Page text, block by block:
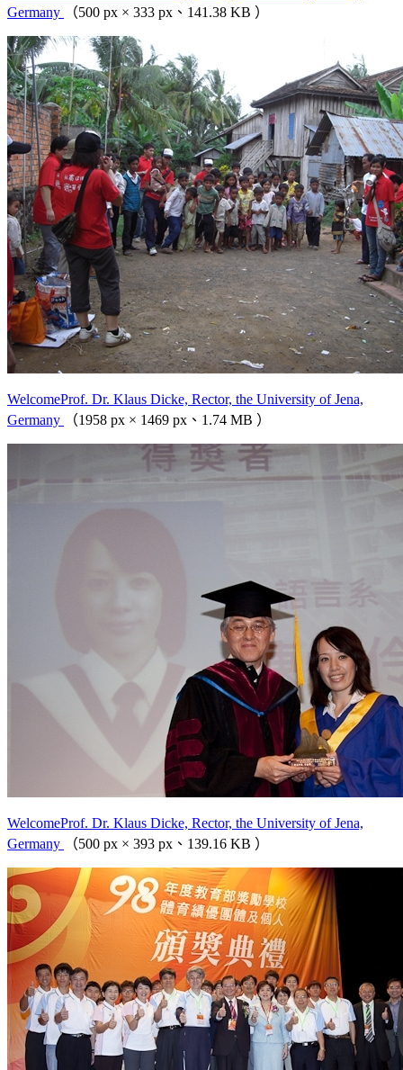
Germany
（500 px × 333 px、141.38 KB ）
WelcomeProf. Dr. Klaus Dicke, Rector, the University of Jena,
Germany
（1958 px × 1469 px、1.74 MB ）
WelcomeProf. Dr. Klaus Dicke, Rector, the University of Jena,
Germany
（500 px × 393 px、139.16 KB ）